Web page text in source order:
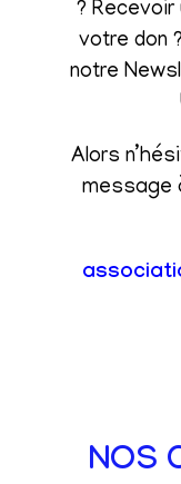
?
votre don
notre
Alors
message
NOS